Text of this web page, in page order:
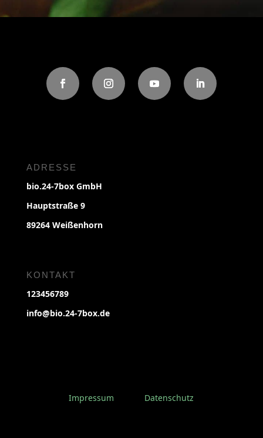
ADRESSE
bio.24-7box GmbH
Hauptstraße 9
89264 Weißenhorn
KONTAKT
123456789
info@bio.24-7box.de
Impressum Datenschutz